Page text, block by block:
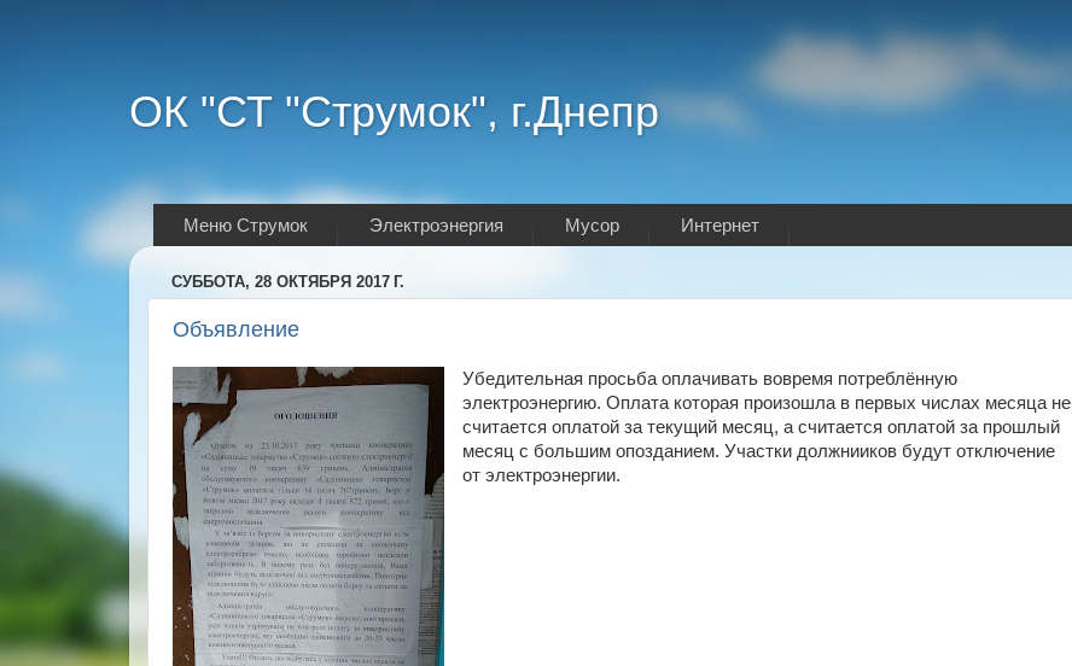
ОК "СТ "Струмок", г.Днепр
Меню Струмок Электроэнергия Мусор Интернет
СУББОТА, 28 ОКТЯБРЯ 2017 Г.
Объявление
Убедительная просьба оплачивать вовремя потреблённую
электроэнергию. Оплата которая произошла в первых числах месяца не
считается оплатой за текущий месяц, а считается оплатой за прошлый
месяц с большим опозданием. Участки должнииков будут отключение
от электроэнергии.